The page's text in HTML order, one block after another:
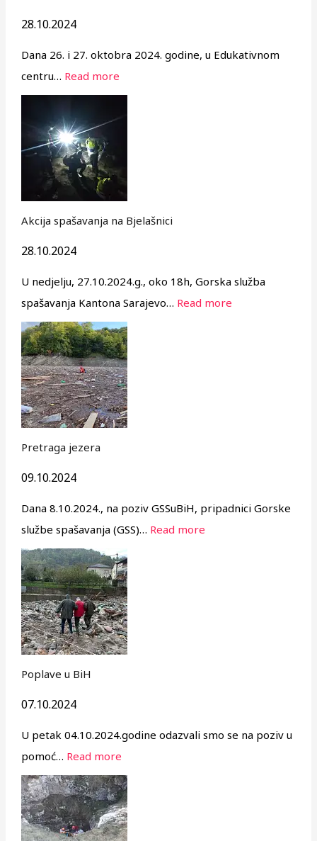
28.10.2024
Dana 26. i 27. oktobra 2024. godine, u Edukativnom
centru… Read more
Akcija spašavanja na Bjelašnici
28.10.2024
U nedjelju, 27.10.2024.g., oko 18h, Gorska služba
spašavanja Kantona Sarajevo… Read more
Pretraga jezera
09.10.2024
Dana 8.10.2024., na poziv GSSuBiH, pripadnici Gorske
službe spašavanja (GSS)… Read more
Poplave u BiH
07.10.2024
U petak 04.10.2024.godine odazvali smo se na poziv u
pomoć… Read more